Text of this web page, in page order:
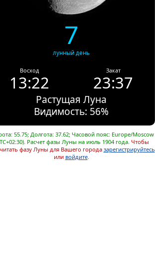
7
лунный день
Восход
13:22
Закат
23:37
Растущая Луна
Видимость: 56%
55.75; Долгота: 37.62; Часовой пояс: Europe/Moscow
Расчет фазы Луны на июль 1904 года. Чтобы
фазу Луны для Вашего города зарегистрируйтесь
или войдите.